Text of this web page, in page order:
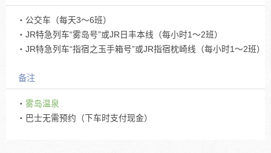
・公交车（每天3～6班）
・JR特急列车“雾岛号”或JR日丰本线（每小时1～2班）
・JR特急列车“指宿之玉手箱号”或JR指宿枕崎线（每小时1～2班）
备注
・ 雾岛温泉
・巴士无需预约（下车时支付现金）